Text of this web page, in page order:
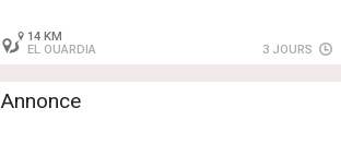
14 KM
EL OUARDIA
3 JOURS
Annonce